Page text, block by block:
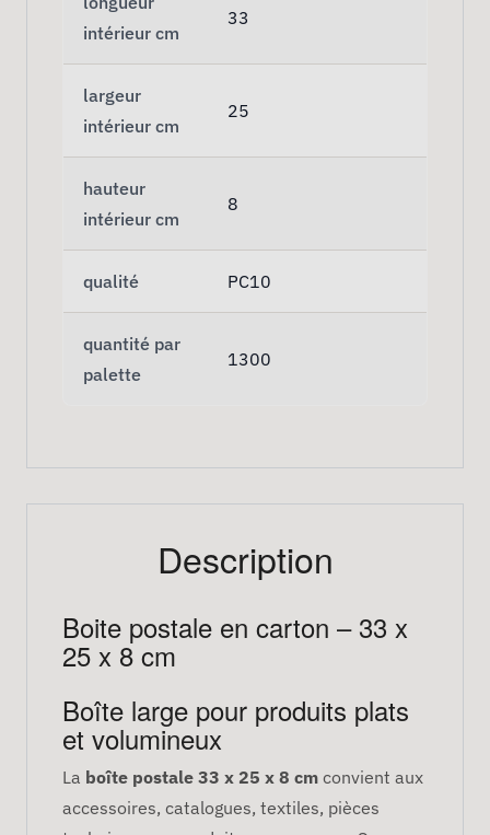
intérieur cm
33
largeur
intérieur cm
25
hauteur
intérieur cm
8
qualité PC10
quantité par
palette
1300
Description
Boite postale en carton – 33 x
25 x 8 cm
Boîte large pour produits plats
et volumineux
La boîte postale 33 x 25 x 8 cm convient aux
accessoires, catalogues, textiles, pièces